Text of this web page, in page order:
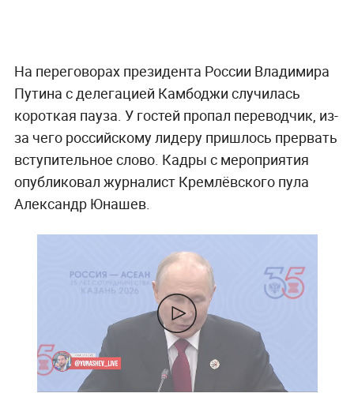
На переговорах президента России Владимира
Путина с делегацией Камбоджи случилась
короткая пауза. У гостей пропал переводчик, из-
за чего российскому лидеру пришлось прервать
вступительное слово. Кадры с мероприятия
опубликовал журналист Кремлёвского пула
Александр Юнашев.